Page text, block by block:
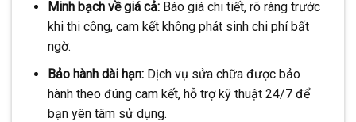
Minh bạch về giá cả:Báo giá chi tiết, rõ ràng trước
khi thi công, cam kết không phát sinh chi phí bất
ngờ.
Bảo hành dài hạn:Dịch vụ sửa chữa được bảo
hành theo đúng cam kết, hỗ trợ kỹ thuật 24/7 để
bạn yên tâm sử dụng.